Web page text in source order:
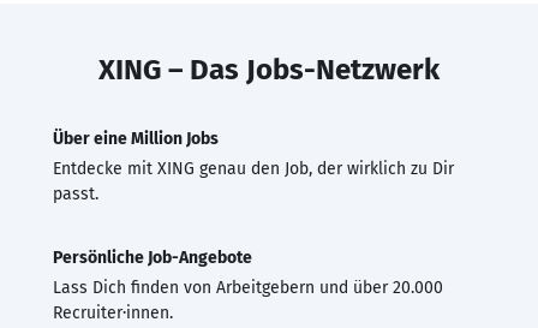
XING – Das Jobs-Netzwerk
Über eine Million Jobs
Entdecke mit XING genau den Job, der wirklich zu Dir
passt.
Persönliche Job-Angebote
Lass Dich finden von Arbeitgebern und über 20.000
Recruiter·innen.